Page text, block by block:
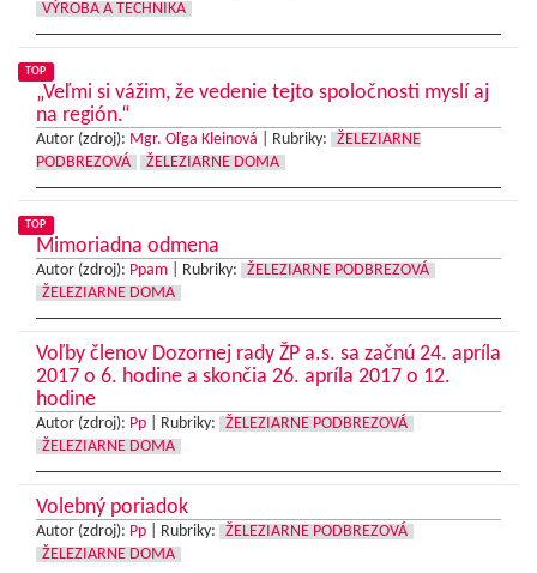
VÝROBA A TECHNIKA
TOP
„Veľmi si vážim, že vedenie tejto spoločnosti myslí aj
na región.“
Autor (zdroj): Mgr. Oľga Kleinová Rubriky:
ŽELEZIARNE
PODBREZOVÁ
ŽELEZIARNE DOMA
TOP
Mimoriadna odmena
Autor (zdroj): Ppam Rubriky:
ŽELEZIARNE PODBREZOVÁ
ŽELEZIARNE DOMA
Voľby členov Dozornej rady ŽP a.s. sa začnú 24. apríla
2017 o 6. hodine a skončia 26. apríla 2017 o 12.
hodine
Autor (zdroj): Pp Rubriky:
ŽELEZIARNE PODBREZOVÁ
ŽELEZIARNE DOMA
Volebný poriadok
Autor (zdroj): Pp Rubriky:
ŽELEZIARNE PODBREZOVÁ
ŽELEZIARNE DOMA